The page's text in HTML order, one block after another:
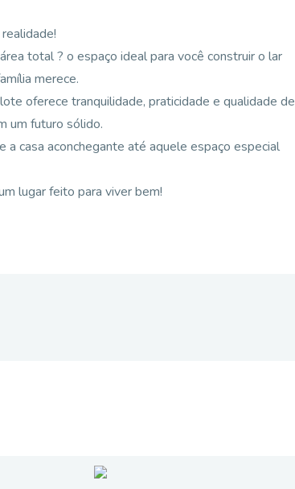
total ? o espaço ideal para você construir o lar
merece.
oferece tranquilidade, praticidade e qualidade de
um futuro sólido.
casa aconchegante até aquele espaço especial
lugar feito para viver bem!